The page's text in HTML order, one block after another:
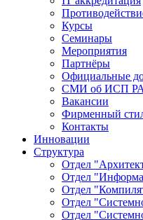
Курсы
Семинары
Мероприятия
Партнёры
Официальные
СМИ об ИСП
Вакансии
Фирменный
Контакты
Инновации
Структура
Отдел
Отдел
Отдел
Отдел
Отдел